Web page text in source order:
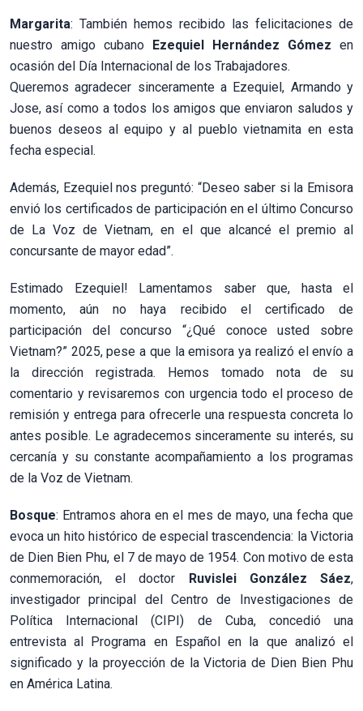
Margarita: También hemos recibido las felicitaciones de
nuestro amigo cubano
Ezequiel Hernández Gómez en
ocasión del Día Internacional de los Trabajadores.
Queremos agradecer sinceramente a Ezequiel, Armando y
Jose, así como a todos los amigos que enviaron saludos y
buenos deseos al equipo y al pueblo vietnamita en esta
fecha especial.
Además, Ezequiel nos preguntó: “Deseo saber si la Emisora
envió los certificados de participación en el último Concurso
de La Voz de Vietnam, en el que alcancé el premio al
concursante de mayor edad”.
Estimado Ezequiel! Lamentamos saber que, hasta el
momento, aún no haya recibido el certificado de
participación del concurso “¿Qué conoce usted sobre
Vietnam?” 2025, pese a que la emisora ya realizó el envío a
la dirección registrada. Hemos tomado nota de su
comentario y revisaremos con urgencia todo el proceso de
remisión y entrega para ofrecerle una respuesta concreta lo
antes posible. Le agradecemos sinceramente su interés, su
cercanía y su constante acompañamiento a los programas
de la Voz de Vietnam.
Bosque: Entramos ahora en el mes de mayo, una fecha que
evoca un hito histórico de especial trascendencia: la Victoria
de Dien Bien Phu, el 7 de mayo de 1954. Con motivo de esta
conmemoración, el doctor
Ruvislei González Sáez,
investigador principal del Centro de Investigaciones de
Política Internacional (CIPI) de Cuba, concedió una
entrevista al Programa en Español en la que analizó el
significado y la proyección de la Victoria de Dien Bien Phu
en América Latina.